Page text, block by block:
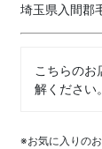
埼玉県入間郡
こちらのお
解ください
※お気に入りの